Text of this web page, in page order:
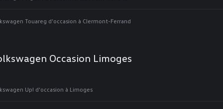
Touareg d'occasion à Clermont-Ferrand
Occasion Limoges
Up! d'occasion à Limoges